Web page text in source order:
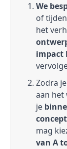
We
of
het
impact
Zodra
aan het
je
mag
van A